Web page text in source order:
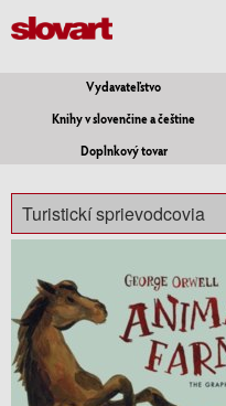
Vydavateľstvo
Knihy v slovenčine a češtine
Doplnkový tovar